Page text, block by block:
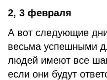
2, 3 февраля
А вот следующие
весьма успешными
людей имеют все
если они будут